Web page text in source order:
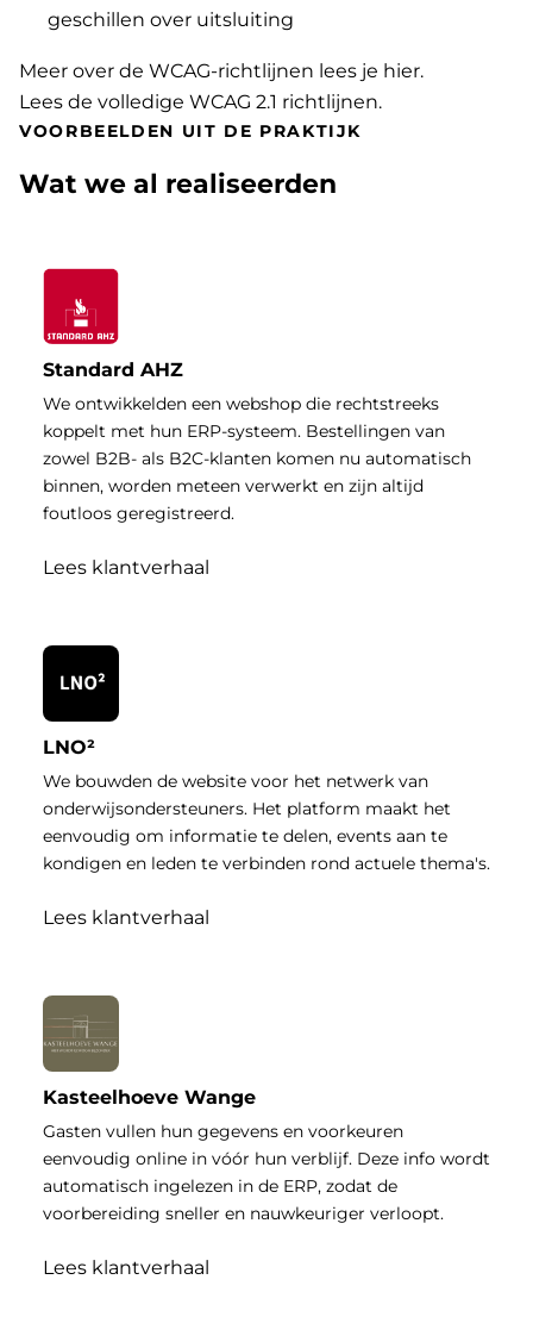
geschillen over uitsluiting
Meer over de WCAG-richtlijnen lees je hier.
Lees de volledige WCAG 2.1 richtlijnen.
VOORBEELDEN UIT DE PRAKTIJK
Wat we al realiseerden
Standard AHZ
We ontwikkelden een webshop die rechtstreeks
koppelt met hun ERP-systeem. Bestellingen van
zowel B2B- als B2C-klanten komen nu automatisch
binnen, worden meteen verwerkt en zijn altijd
foutloos geregistreerd.
Lees klantverhaal
LNO²
We bouwden de website voor het netwerk van
onderwijsondersteuners. Het platform maakt het
eenvoudig om informatie te delen, events aan te
kondigen en leden te verbinden rond actuele thema's.
Lees klantverhaal
Kasteelhoeve Wange
Gasten vullen hun gegevens en voorkeuren
eenvoudig online in vóór hun verblijf. Deze info wordt
automatisch ingelezen in de ERP, zodat de
voorbereiding sneller en nauwkeuriger verloopt.
Lees klantverhaal